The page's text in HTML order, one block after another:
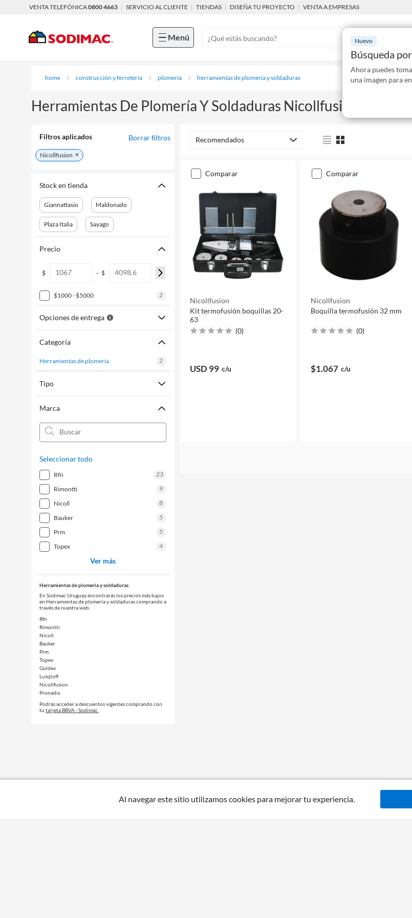
VENTA TELEFÓNICA0800 4663 | SERVICIO AL CLIENTE | TIENDAS | DISEÑA TU PROYECTO | VENTA A EMPRESAS
Menú Nuevo
Búsqueda
Ahora puedes
una imagen para
home construcción y ferretería plomería herramientas de plomería y soldaduras
Herramientas De Plomería Y Soldaduras Nicollfusion
Filtros aplicados Borrar filtros
Nicollfusion
Stock en tienda
Giannattasio Maldonado
Plaza Italia Sayago
Precio
$ - $
$1000 - $5000 2
Opciones de entrega
Categoría
herramientas de plomería 2
Tipo
Marca
Seleccionar todo
rfn
23
rimontti
9
nicoll
8
bauker
5
prm
5
topex
4
Ver más
Herramientas de plomería y soldaduras
En Sodimac Uruguay encontrarás los precios más bajos
en Herramientas de plomería y soldaduras comprando a
través de nuestra web.
Rfn
Rimontti
Nicoll
Bauker
Prm
Topex
Goldex
Lusqtoff
Nicollfusion
Pronadix
Podrás acceder a descuentos vigentes comprando con
tu tarjeta BBVA - Sodimac.
Recomendados
comparar
Nicollfusion
Kit termofusión boquillas 20-
63
(0)
USD 99 c/u
comparar
Nicollfusion
Boquilla termofusión 32 mm
(0)
$1.067 c/u
Al navegar este sitio utilizamos cookies para mejorar tu experiencia.